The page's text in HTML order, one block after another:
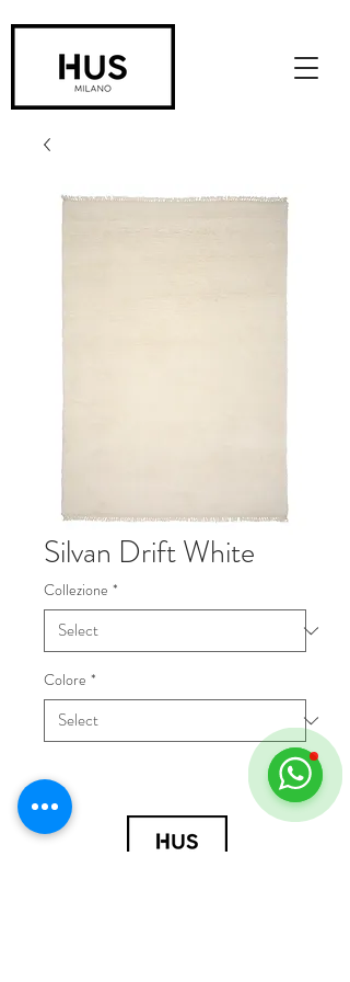
Silvan Drift White
Collezione *
Colore *